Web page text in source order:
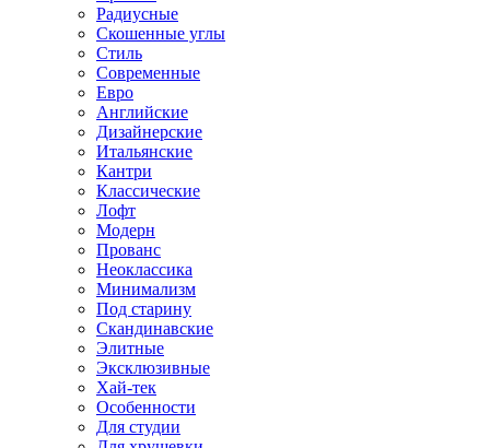
Радиусные
Скошенные углы
Стиль
Современные
Евро
Английские
Дизайнерские
Итальянские
Кантри
Классические
Лофт
Модерн
Прованс
Неоклассика
Минимализм
Под старину
Скандинавские
Элитные
Эксклюзивные
Хай-тек
Особенности
Для студии